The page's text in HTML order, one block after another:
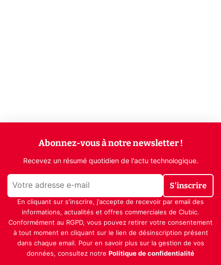
Abonnez-vous à notre newsletter !
Recevez un résumé quotidien de l'actu technologique.
S'inscrire
En cliquant sur s'inscrire, j’accepte de recevoir par email des
informations, actualités et offres commerciales de Clubic.
Conformément au RGPD, vous pouvez retirer votre consentement
à tout moment en cliquant sur le lien de désinscription présent
dans chaque email. Pour en savoir plus sur la gestion de vos
données, consultez notre Politique de confidentialité